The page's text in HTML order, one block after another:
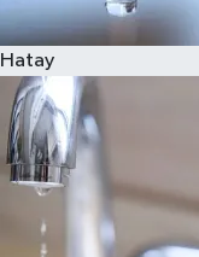
Hatay